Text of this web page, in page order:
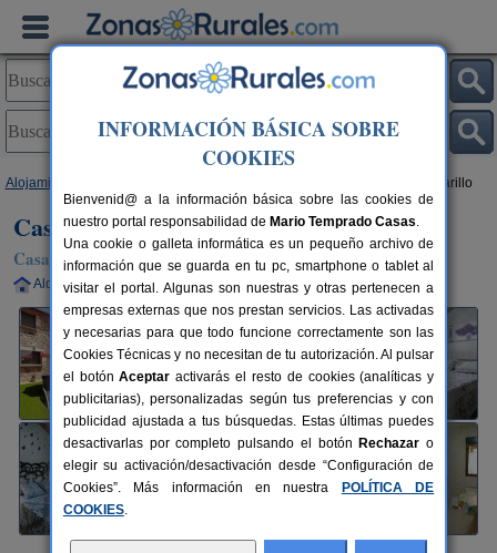
Alojamientos > Casa Rural Acebarillo
Casa Rural Acebarillo
Casa Rural en Torrearévalo (Soria)
Alquiler completo 8+3 plazas 31 km de Soria
INFORMACIÓN BÁSICA SOBRE
COOKIES
Bienvenid@ a la información básica sobre las cookies de
nuestro portal responsabilidad de Mario Temprado Casas.
Una cookie o galleta informática es un pequeño archivo de
información que se guarda en tu pc, smartphone o tablet al
visitar el portal. Algunas son nuestras y otras pertenecen a
empresas externas que nos prestan servicios. Las activadas
y necesarias para que todo funcione correctamente son las
Cookies Técnicas y no necesitan de tu autorización. Al pulsar
el botónAceptar activarás el resto de cookies (analíticas y
publicitarias), personalizadas según tus preferencias y con
publicidad ajustada a tus búsquedas. Estas últimas puedes
desactivarlas por completo pulsando el botón Rechazar o
elegir su activación/desactivación desde “Configuración de
Cookies”. Más información en nuestra
POLÍTICA DE
COOKIES.